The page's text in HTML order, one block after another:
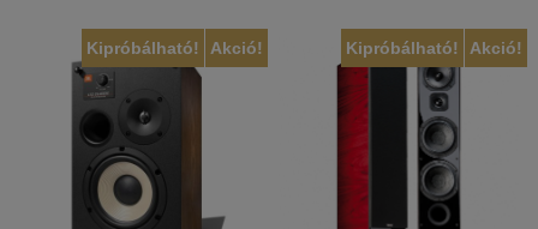
Akció!
Kipróbálható! Akció!
Kipróbálható!